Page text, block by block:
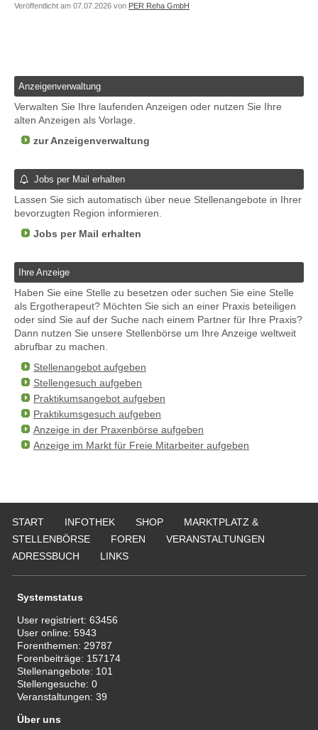
Veröffentlicht am 07.07.2026 von PER Reha GmbH
Anzeigenverwaltung
Verwalten Sie Ihre laufenden Anzeigen oder nutzen Sie Ihre
alten Anzeigen als Vorlage.
zur Anzeigenverwaltung
Jobs per Mail erhalten
Lassen Sie sich automatisch über neue Stellenangebote in Ihrer
bevorzugten Region informieren.
Jobs per Mail erhalten
Ihre Anzeige
Haben Sie eine Stelle zu besetzen oder suchen Sie eine Stelle
als Ergotherapeut? Möchten Sie sich an einer Praxis beteiligen
oder sind Sie auf der Suche nach einem Partner für Ihre Praxis?
Dann nutzen Sie unsere Stellenbörse um Ihre Anzeige weltweit
abrufbar zu machen.
Stellenangebot aufgeben
Stellengesuch aufgeben
Praktikumsangebot aufgeben
Praktikumsgesuch aufgeben
Anzeige in der Praxenbörse aufgeben
Anzeige im Markt für Freie Mitarbeiter aufgeben
START INFOTHEK SHOP
MARKTPLATZ &
STELLENBÖRSE
FOREN
VERANSTALTUNGEN
ADRESSBUCH
LINKS
Systemstatus
User registriert:63456
User online:5943
Forenthemen: 29787
Forenbeiträge: 157174
Stellenangebote: 101
Stellengesuche:0
Veranstaltungen:39
Über uns